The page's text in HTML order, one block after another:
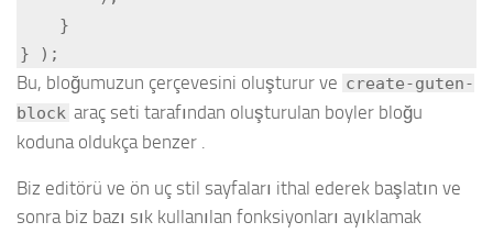
} );
Bu, bloğumuzun çerçevesini oluşturur ve create-guten-
block araç seti tarafından oluşturulan boyler bloğu
koduna oldukça benzer .
Biz editörü ve ön uç stil sayfaları ithal ederek başlatın ve
sonra biz bazı sık kullanılan fonksiyonları ayıklamak